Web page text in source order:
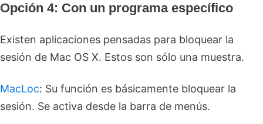
Opción 4: Con un programa específico
Existen aplicaciones pensadas para bloquear la
sesión de Mac OS X. Estos son sólo una muestra.
MacLoc: Su función es básicamente bloquear la
sesión. Se activa desde la barra de menús.